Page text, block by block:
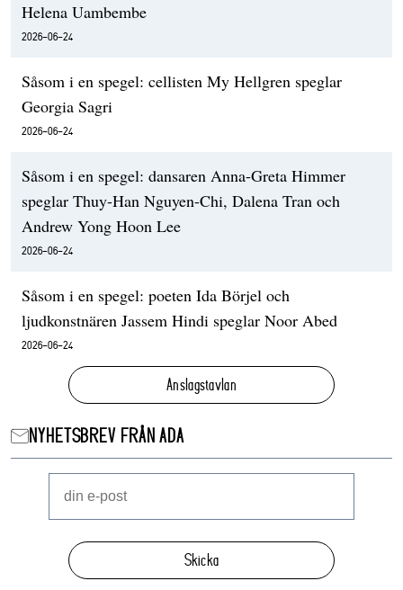
Helena Uambembe
2026-06-24
Såsom i en spegel: cellisten My Hellgren speglar
Georgia Sagri
2026-06-24
Såsom i en spegel: dansaren Anna-Greta Himmer
speglar Thuy-Han Nguyen-Chi, Dalena Tran och
Andrew Yong Hoon Lee
2026-06-24
Såsom i en spegel: poeten Ida Börjel och
ljudkonstnären Jassem Hindi speglar Noor Abed
2026-06-24
Anslagstavlan
NYHETSBREV FRÅN ADA
Skicka